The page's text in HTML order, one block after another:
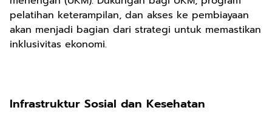
pelatihan keterampilan, dan akses ke pembiayaan
akan menjadi bagian dari strategi untuk memastikan
inklusivitas ekonomi.
Infrastruktur Sosial dan Kesehatan